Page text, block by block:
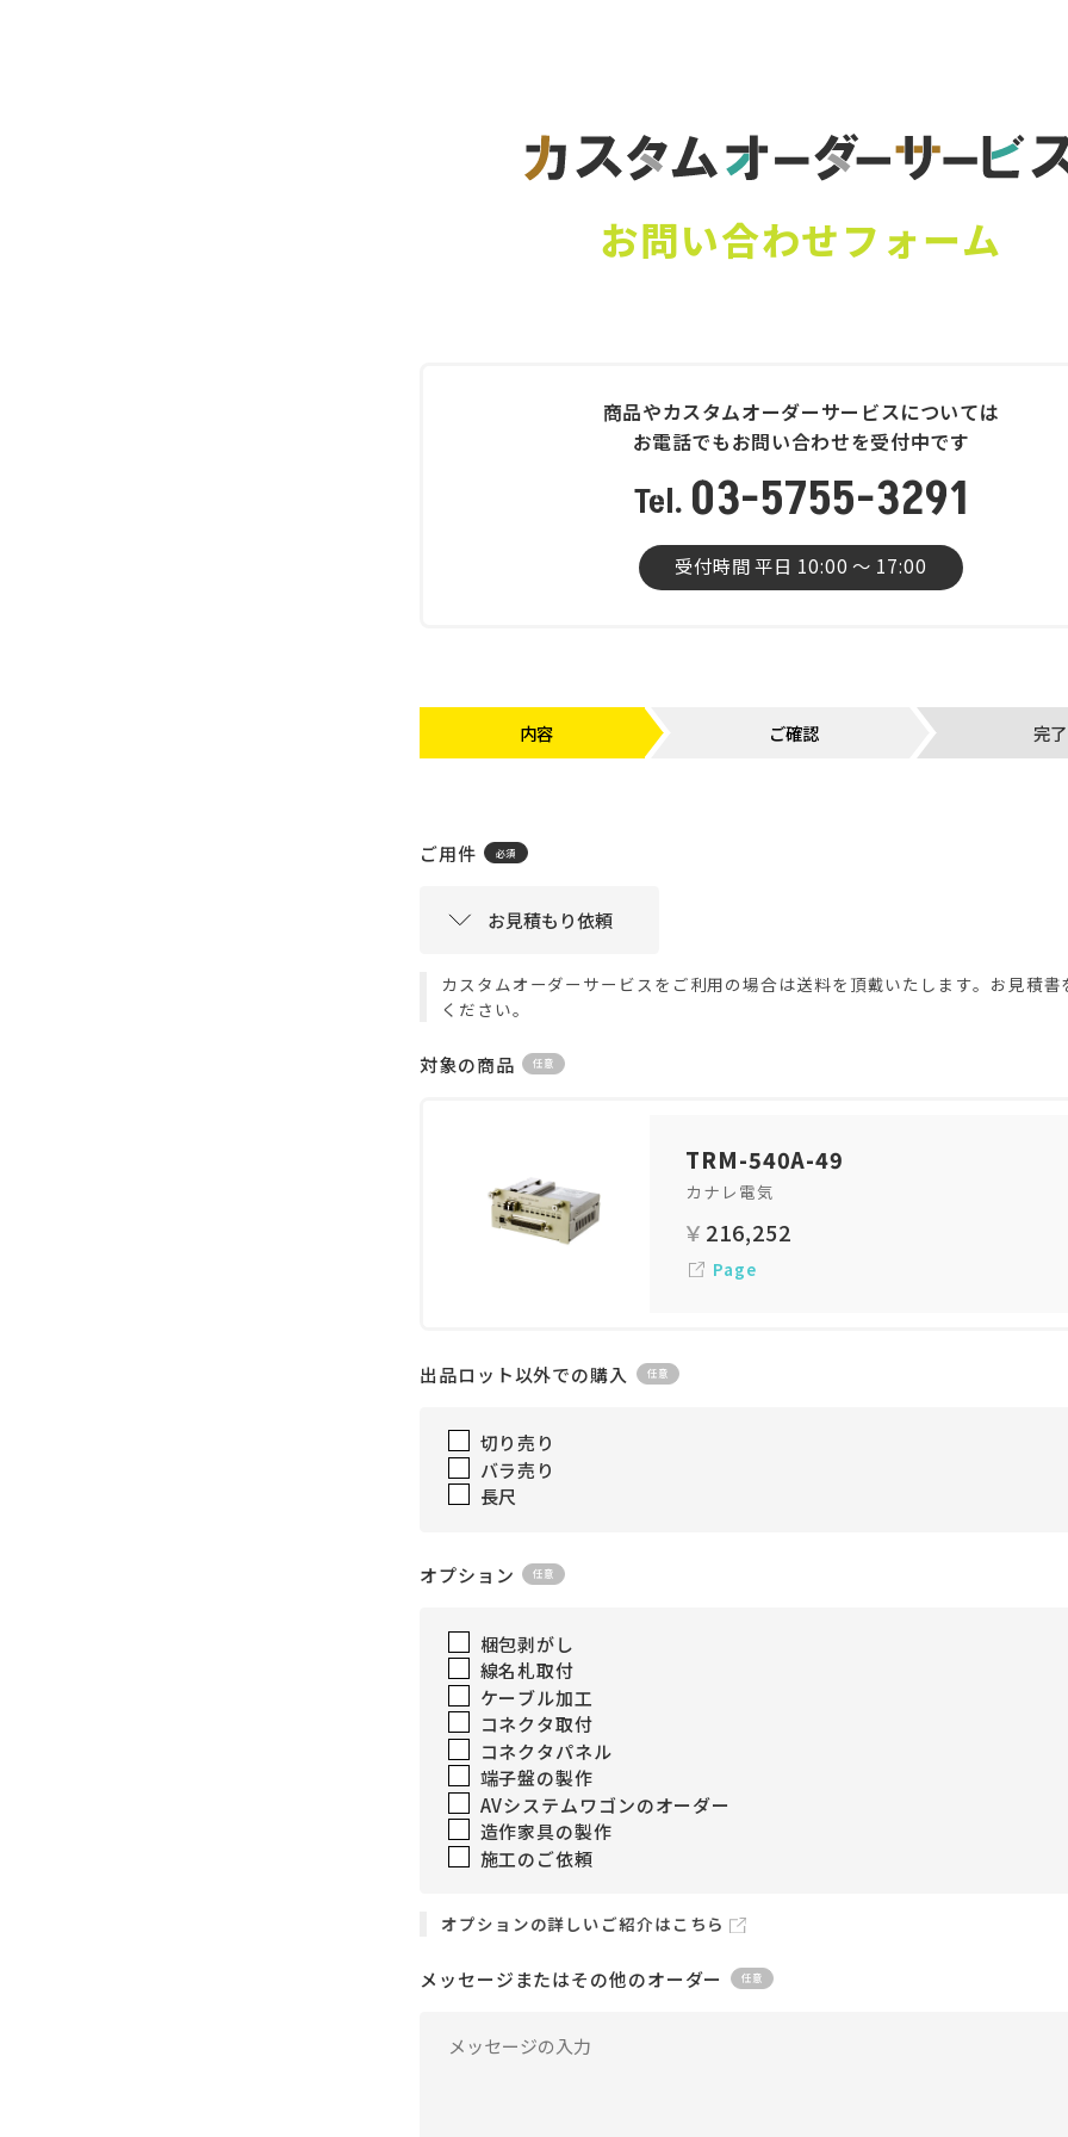
お問い合わせフォーム
商品やカスタムオーダーサービスについては
お電話でもお問い合わせを受付中です
03-5755-3291
受付時間 平日 10:00 〜 17:00
内容 ご確認 完了
ご用件
カスタムオーダーサービスをご利用の場合は送料を頂戴いたします。お見積書
ください。
対象の商品
TRM-540A-49
カナレ電気
216,252
Page
出品ロット以外での購入
切り売り
バラ売り
長尺
オプション
梱包剥がし
線名札取付
ケーブル加工
コネクタ取付
コネクタパネル
端子盤の製作
AVシステムワゴンのオーダー
造作家具の製作
施工のご依頼
オプションの詳しいご紹介はこちら
メッセージまたはその他のオーダー